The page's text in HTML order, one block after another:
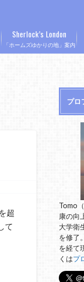
「ホームズゆかりの地」案内
Sherlock’s London
超
て
プロ
Tomo
康の向
大学衛
を修了
を経て
くはプ